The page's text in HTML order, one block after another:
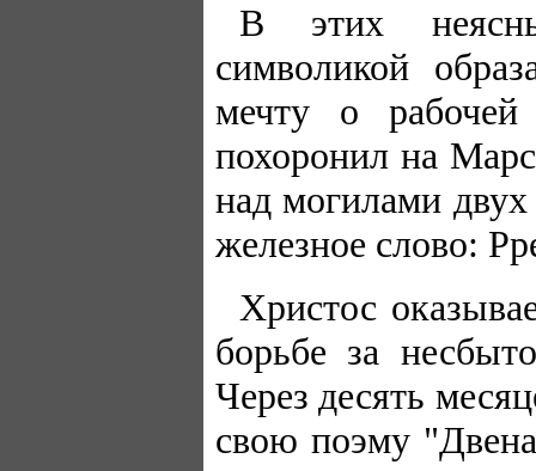
В этих
символикой
мечту о
похоронил на
над могилами
железное слово:
Христос
борьбе за
Через десять
свою поэму